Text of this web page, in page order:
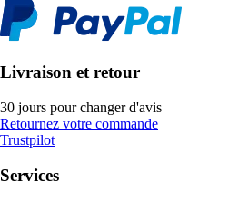
Livraison et retour
30 jours pour changer d'avis
Retournez votre commande
Trustpilot
Services